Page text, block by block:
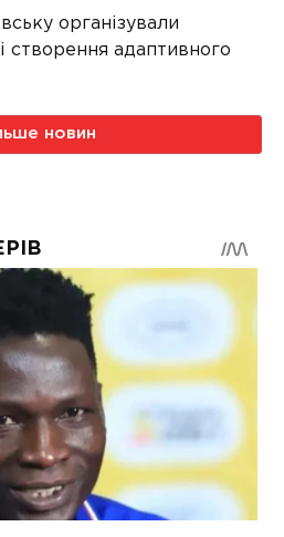
організували
створення адаптивного
новин